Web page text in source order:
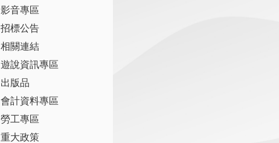
影音專區
招標公告
相關連結
遊說資訊專區
出版品
會計資料專區
勞工專區
重大政策